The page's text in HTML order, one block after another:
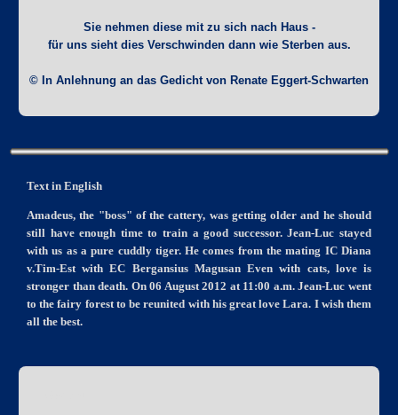
Sie nehmen diese mit zu sich nach Haus -
für uns sieht dies Verschwinden dann wie Sterben aus.
© In Anlehnung an das Gedicht von Renate Eggert-Schwarten
Text in English
Amadeus, the "boss" of the cattery, was getting older and he should
still have enough time to train a good successor. Jean-Luc stayed
with us as a pure cuddly tiger. He comes from the mating IC Diana
v.Tim-Est with EC Bergansius Magusan Even with cats, love is
stronger than death. On 06 August 2012 at 11:00 a.m. Jean-Luc went
to the fairy forest to be reunited with his great love Lara. I wish them
all the best.